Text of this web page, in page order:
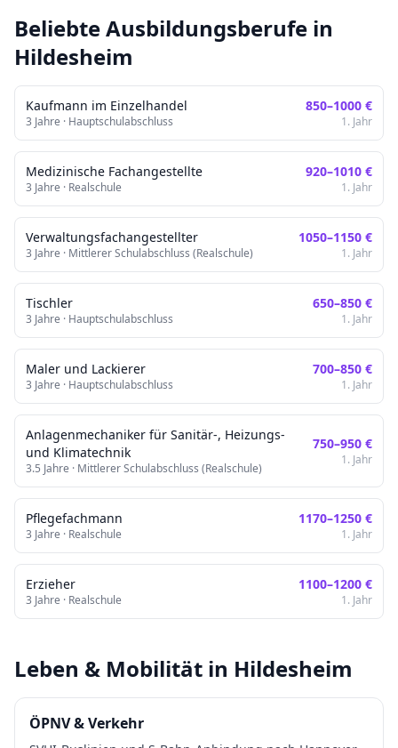
Beliebte Ausbildungsberufe in
Hildesheim
Kaufmann im Einzelhandel
3 Jahre · Hauptschulabschluss
850–1000 €
1. Jahr
Medizinische Fachangestellte
3 Jahre · Realschule
920–1010 €
1. Jahr
Verwaltungsfachangestellter
3 Jahre · Mittlerer Schulabschluss (Realschule)
1050–1150 €
1. Jahr
Tischler
3 Jahre · Hauptschulabschluss
650–850 €
1. Jahr
Maler und Lackierer
3 Jahre · Hauptschulabschluss
700–850 €
1. Jahr
Anlagenmechaniker für Sanitär-, Heizungs-
und Klimatechnik
3.5 Jahre · Mittlerer Schulabschluss (Realschule)
750–950 €
1. Jahr
Pflegefachmann
3 Jahre · Realschule
1170–1250 €
1. Jahr
Erzieher
3 Jahre · Realschule
1100–1200 €
1. Jahr
Leben & Mobilität in Hildesheim
ÖPNV & Verkehr